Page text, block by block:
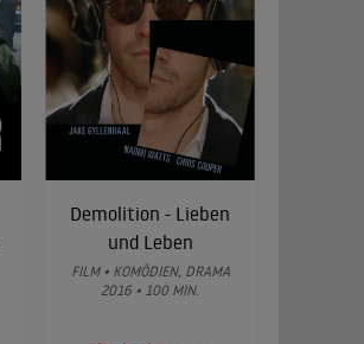
Demolition - Lieben
und Leben
FILM • KOMÖDIEN, DRAMA
2016 • 100 MIN.